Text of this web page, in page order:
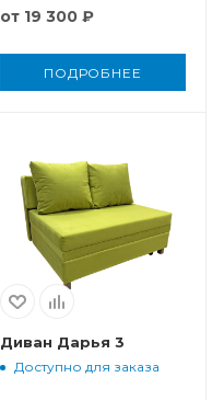
от 19 300 ₽
ПОДРОБНЕЕ
Диван Дарья 3
Доступно для заказа